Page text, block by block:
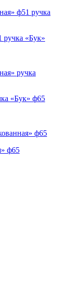
ручка «Бук»
«Бук» ф65
ф65